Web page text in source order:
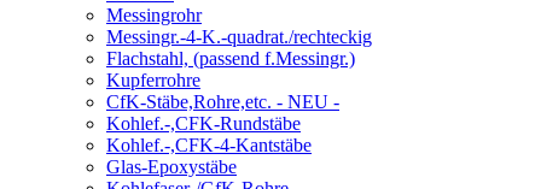
Messingrohr
Messingr.-4-K.-quadrat./rechteckig
Flachstahl, (passend f.Messingr.)
Kupferrohre
CfK-Stäbe,Rohre,etc. - NEU -
Kohlef.-,CFK-Rundstäbe
Kohlef.-,CFK-4-Kantstäbe
Glas-Epoxystäbe